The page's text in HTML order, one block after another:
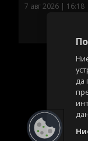
7 авг 2026 | 16:18
да